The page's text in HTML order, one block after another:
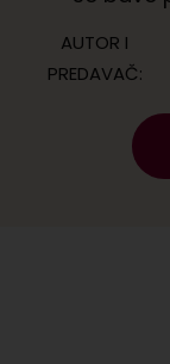
AUTOR I
PREDAVAČ: